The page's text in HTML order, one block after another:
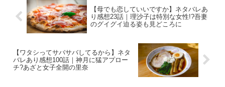
【母でも恋していいですか】ネタバレあ
り感想23話｜理沙子は特別な女性!?吾妻
のグイグイ迫る姿も見どころに
【ワタシってサバサバしてるから】ネタ
バレあり感想100話｜神月に猛アプロー
チ?あざと女子全開の里奈